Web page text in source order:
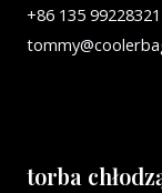
+86 135 99228321
torba